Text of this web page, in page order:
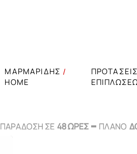
ΜΑΡΜΑΡΙΔΗΣ
HOME
ΠΡΟΤΑΣΕΙΣ
ΠΑΡΑΔΟΣΗ ΣΕ 48 ΩΡΕΣ ΠΛΑΝΟ
ΠΑΡΑΔΟΣΗ ΣΕ 48 ΩΡΕΣ ΠΛΑΝΟ